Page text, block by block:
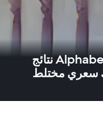
حققت Microsoft وAlphabet نتائج
سعري مختلط